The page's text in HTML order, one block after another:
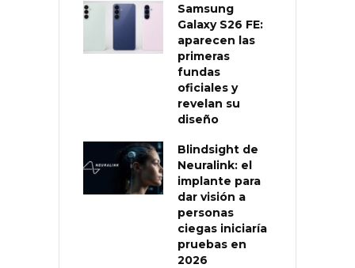
Samsung
Galaxy S26 FE:
aparecen las
primeras
fundas
oficiales y
revelan su
diseño
Blindsight de
Neuralink: el
implante para
dar visión a
personas
ciegas iniciaría
pruebas en
2026